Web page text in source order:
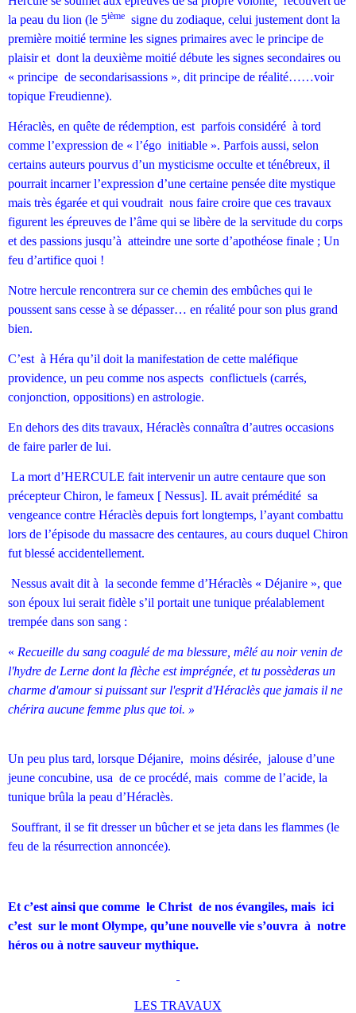
la peau du lion (le 5ième signe du zodiaque, celui justement dont la
première moitié termine les signes primaires avec le principe de
plaisir et dont la deuxième moitié débute les signes secondaires ou
« principe de secondarisassions », dit principe de réalité……voir
topique Freudienne).
Héraclès, en quête de rédemption, est parfois considéré à tord
comme l’expression de « l’égo initiable ». Parfois aussi, selon
certains auteurs pourvus d’un mysticisme occulte et ténébreux, il
pourrait incarner l’expression d’une certaine pensée dite mystique
mais très égarée et qui voudrait nous faire croire que ces travaux
figurent les épreuves de l’âme qui se libère de la servitude du corps
et des passions jusqu’à atteindre une sorte d’apothéose finale ; Un
feu d’artifice quoi !
Notre hercule rencontrera sur ce chemin des embûches qui le
poussent sans cesse à se dépasser… en réalité pour son plus grand
bien.
C’est à Héra qu’il doit la manifestation de cette maléfique
providence, un peu comme nos aspects conflictuels (carrés,
conjonction, oppositions) en astrologie.
En dehors des dits travaux, Héraclès connaîtra d’autres occasions
de faire parler de lui.
La mort d’HERCULE fait intervenir un autre centaure que son
précepteur Chiron, le fameux [ Nessus]. IL avait prémédité sa
vengeance contre Héraclès depuis fort longtemps, l’ayant combattu
lors de l’épisode du massacre des centaures, au cours duquel Chiron
fut blessé accidentellement.
Nessus avait dit à la seconde femme d’Héraclès « Déjanire », que
son époux lui serait fidèle s’il portait une tunique préalablement
trempée dans son sang :
« Recueille du sang coagulé de ma blessure, mêlé au noir venin de
l'hydre de Lerne dont la flèche est imprégnée, et tu possèderas un
charme d'amour si puissant sur l'esprit d'Héraclès que jamais il ne
chérira aucune femme plus que toi. »
Un peu plus tard, lorsque Déjanire, moins désirée, jalouse d’une
jeune concubine, usa de ce procédé, mais comme de l’acide, la
tunique brûla la peau d’Héraclès.
Souffrant, il se fit dresser un bûcher et se jeta dans les flammes (le
feu de la résurrection annoncée).
Et c’est ainsi que comme le Christ de nos évangiles, mais ici
c’est sur le mont Olympe, qu’une nouvelle vie s’ouvra à notre
héros ou à notre sauveur mythique.
LES TRAVAUX